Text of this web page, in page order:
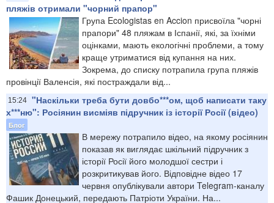
пляжів отримали "чорний прапор"
Група Ecologistas en Accion присвоїла "чорні
прапори" 48 пляжам в Іспанії, які, за їхніми
оцінками, мають екологічні проблеми, а тому
краще утриматися від купання на них.
Зокрема, до списку потрапила група пляжів
провінції Валенсія, які постраждали від...
15:24 "Наскільки треба бути довбо***ом, щоб написати таку
х***ню": Росіянин висміяв підручник із історії Росії (відео)
Блог
В мережу потрапило відео, на якому росіянин
показав як виглядає шкільний підручник з
історії Росії його молодшої сестри і
розкритикував його. Відповідне відео 17
червня опублікували автори Telegram-каналу
Фашик Донецький, передають Патріоти України. На...